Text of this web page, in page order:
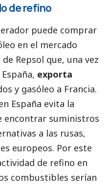
de refino
puede comprar
en el mercado
Repsol que, una vez
exporta
y gasóleo a Francia.
España evita la
encontrar suministros
a las rusas,
europeos. Por este
de refino en
combustibles serían